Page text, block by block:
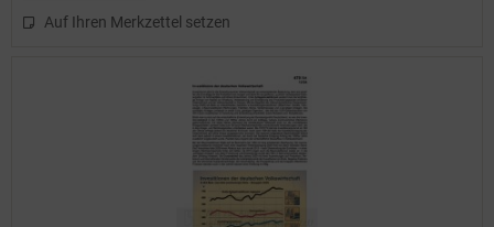
Auf Ihren Merkzettel setzen